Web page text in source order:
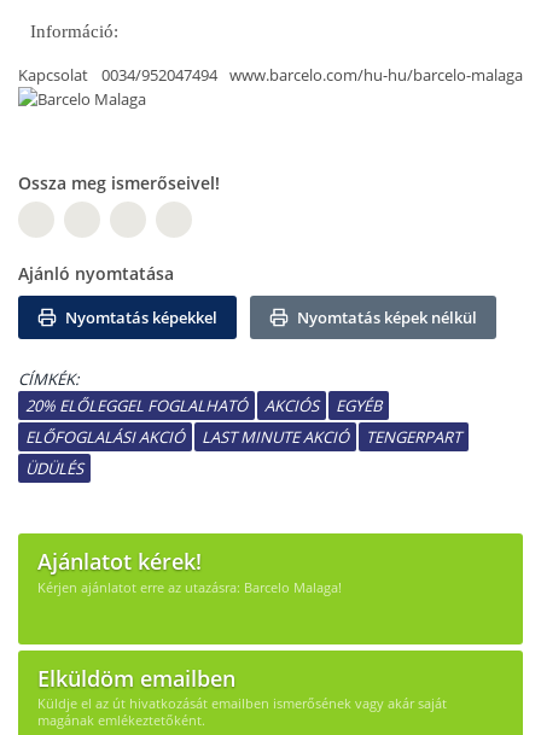
Információ:
Kapcsolat 0034/952047494 www.barcelo.com/hu-hu/barcelo-malaga
Ossza meg ismerőseivel!
Ajánló nyomtatása
Nyomtatás képekkel Nyomtatás képek nélkül
CÍMKÉK:
20% ELŐLEGGEL FOGLALHATÓ
AKCIÓS
EGYÉB
ELŐFOGLALÁSI AKCIÓ
LAST MINUTE AKCIÓ
TENGERPART
ÜDÜLÉS
Ajánlatot kérek!
Kérjen ajánlatot erre az utazásra: Barcelo Malaga!
Elküldöm emailben
Küldje el az út hivatkozását emailben ismerősének vagy akár saját
magának emlékeztetőként.